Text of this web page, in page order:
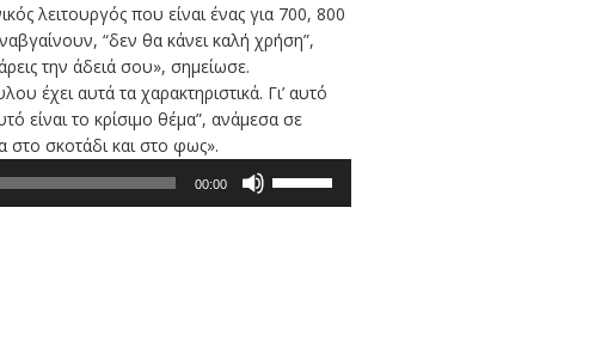
λειτουργός που είναι ένας για 700, 800
“δεν θα κάνει καλή χρήση”,
την άδειά σου», σημείωσε.
έχει αυτά τα χαρακτηριστικά. Γι’ αυτό
είναι το κρίσιμο θέμα”, ανάμεσα σε
στο σκοτάδι και στο φως».
00:00